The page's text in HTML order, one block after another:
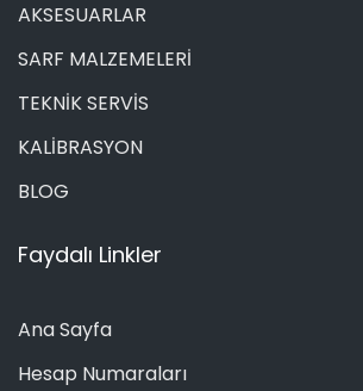
AKSESUARLAR
SARF MALZEMELERİ
TEKNİK SERVİS
KALİBRASYON
BLOG
Faydalı Linkler
Ana Sayfa
Hesap Numaraları